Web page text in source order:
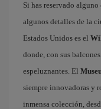
Si has reservado
algunos detalles de la
Estados Unidos es el
donde, con sus
espeluznantes. El
siempre innovadoras y
inmensa colección,